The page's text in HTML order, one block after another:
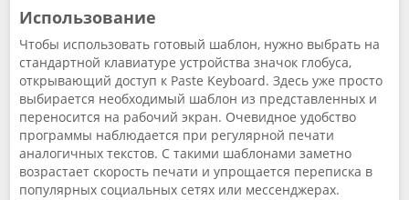
Использование
Чтобы использовать готовый шаблон, нужно выбрать на
стандартной клавиатуре устройства значок глобуса,
открывающий доступ к Paste Keyboard. Здесь уже просто
выбирается необходимый шаблон из представленных и
переносится на рабочий экран. Очевидное удобство
программы наблюдается при регулярной печати
аналогичных текстов. С такими шаблонами заметно
возрастает скорость печати и упрощается переписка в
популярных социальных сетях или мессенджерах.